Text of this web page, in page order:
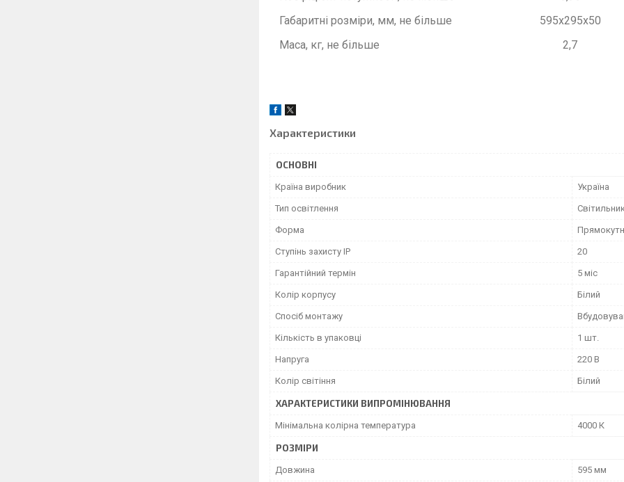
Габаритні розміри, мм, не більше
595х295х50
Маса, кг, не більше
2,7
Характеристики
ОСНОВНІ
Країна виробник Україна
Тип освітлення
Форма
Ступінь захисту IP 20
Гарантійний термін 5 міс
Колір корпусу Білий
Спосіб монтажу
Кількість в упаковці 1 шт.
Напруга 220 В
Колір світіння Білий
ХАРАКТЕРИСТИКИ ВИПРОМІНЮВАННЯ
Мінімальна колірна температура 4000 К
РОЗМІРИ
Довжина 595 мм